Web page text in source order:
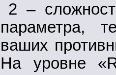
2 –
параметра,
ваших
На уровне